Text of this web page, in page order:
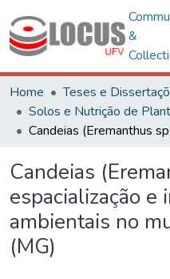
&
Home Teses e
Solos e Nutrição de
Candeias
espacialização e
ambientais no
(MG)